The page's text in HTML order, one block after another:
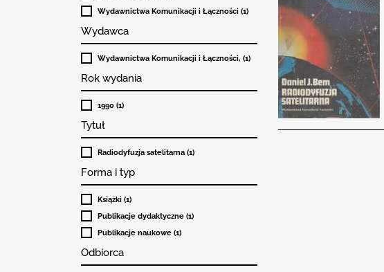
Wydawnictwa Komunikacji i Łączności (1)
Wydawca
Wydawnictwa Komunikacji i Łączności, (1)
Rok wydania
1990 (1)
Tytuł
Radiodyfuzja satelitarna (1)
Forma i typ
Książki (1)
Publikacje dydaktyczne (1)
Publikacje naukowe (1)
Odbiorca